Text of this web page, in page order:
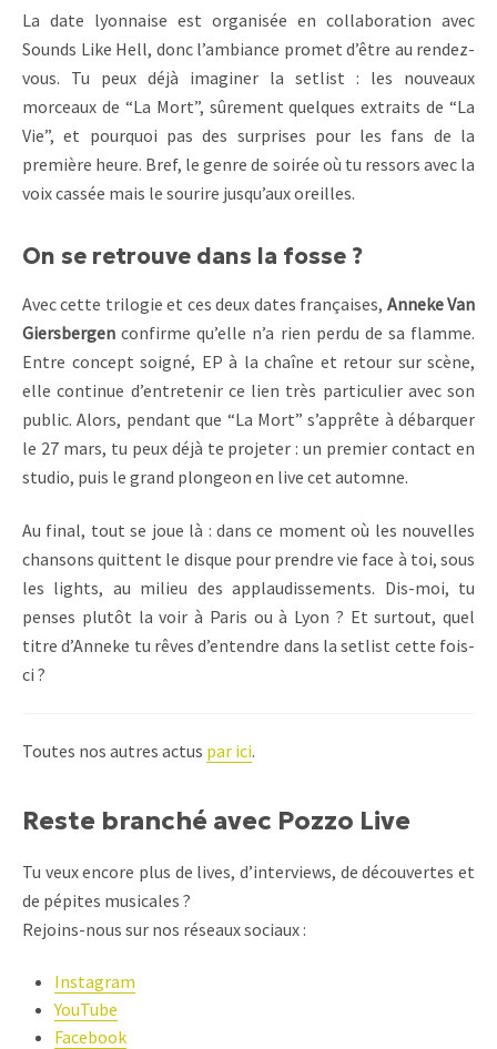
La date lyonnaise est organisée en collaboration avec
Sounds Like Hell, donc l’ambiance promet d’être au rendez-
vous. Tu peux déjà imaginer la setlist : les nouveaux
morceaux de “La Mort”, sûrement quelques extraits de “La
Vie”, et pourquoi pas des surprises pour les fans de la
première heure. Bref, le genre de soirée où tu ressors avec la
voix cassée mais le sourire jusqu’aux oreilles.
On se retrouve dans la fosse ?
Avec cette trilogie et ces deux dates françaises, Anneke Van
Giersbergen confirme qu’elle n’a rien perdu de sa flamme.
Entre concept soigné, EP à la chaîne et retour sur scène,
elle continue d’entretenir ce lien très particulier avec son
public. Alors, pendant que “La Mort” s’apprête à débarquer
le 27 mars, tu peux déjà te projeter : un premier contact en
studio, puis le grand plongeon en live cet automne.
Au final, tout se joue là : dans ce moment où les nouvelles
chansons quittent le disque pour prendre vie face à toi, sous
les lights, au milieu des applaudissements. Dis-moi, tu
penses plutôt la voir à Paris ou à Lyon ? Et surtout, quel
titre d’Anneke tu rêves d’entendre dans la setlist cette fois-
ci ?
Toutes nos autres actus par ici.
Reste branché avec Pozzo Live
Tu veux encore plus de lives, d’interviews, de découvertes et
de pépites musicales ?
Rejoins-nous sur nos réseaux sociaux :
Instagram
YouTube
Facebook